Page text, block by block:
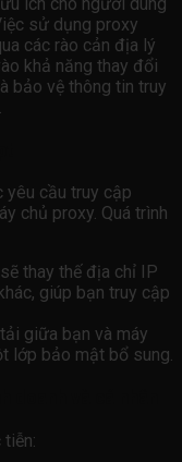
sử dụng proxy
các rào cản địa lý
khả năng thay đổi
bảo vệ thông tin truy
yêu cầu truy cập
chủ proxy. Quá trình
thay thế địa chỉ IP
giúp bạn truy cập
giữa bạn và máy
lớp bảo mật bổ sung.